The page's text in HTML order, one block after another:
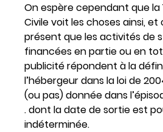
On espère cependant que la
Civile voit les choses ainsi, et
présent que les activités de
financées en partie ou en
publicité répondent à la
l’hébergeur dans la loi de
(ou pas) donnée dans
. dont la date de sortie est
indéterminée.